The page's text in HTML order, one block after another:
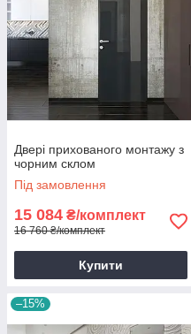
Двері прихованого монтажу з
чорним склом
Під замовлення
15 084 ₴/комплект
16 760 ₴/комплект
Купити
–15%